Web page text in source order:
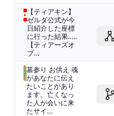
【ティアキン】
ゼルダ公式が今
日紹介した座標
に行った結果.....
【ティアーズオ
ブ...
墓参り お供え 魂
があなたに伝え
たいことがあり
ます。亡くなっ
た人が会いに来
たサイ...